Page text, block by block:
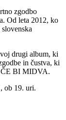
zgodbo
Od leta 2012, ko
drugi album, ki
in čustva, ki
ČE BI MIDVA.
ob 19. uri.